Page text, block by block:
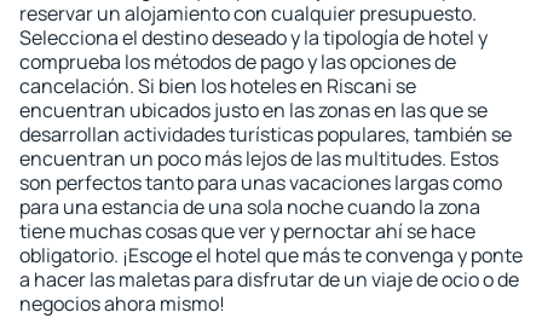
reservar un alojamiento con cualquier presupuesto.
Selecciona el destino deseado y la tipología de hotel y
comprueba los métodos de pago y las opciones de
cancelación. Si bien los hoteles en Riscani se
encuentran ubicados justo en las zonas en las que se
desarrollan actividades turísticas populares, también se
encuentran un poco más lejos de las multitudes. Estos
son perfectos tanto para unas vacaciones largas como
para una estancia de una sola noche cuando la zona
tiene muchas cosas que ver y pernoctar ahí se hace
obligatorio. ¡Escoge el hotel que más te convenga y ponte
a hacer las maletas para disfrutar de un viaje de ocio o de
negocios ahora mismo!